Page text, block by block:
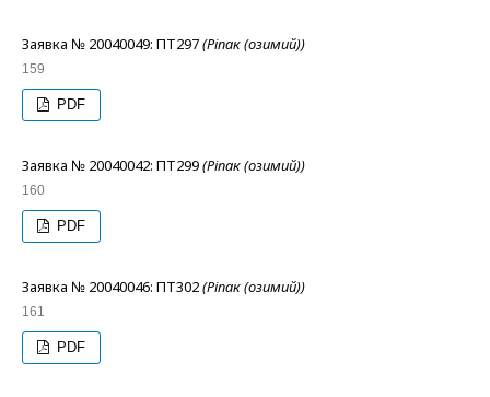
Заявка № 20040049: ПТ297(Ріпак (озимий))
159
PDF
Заявка № 20040042: ПТ299(Ріпак (озимий))
160
PDF
Заявка № 20040046: ПТ302(Ріпак (озимий))
161
PDF